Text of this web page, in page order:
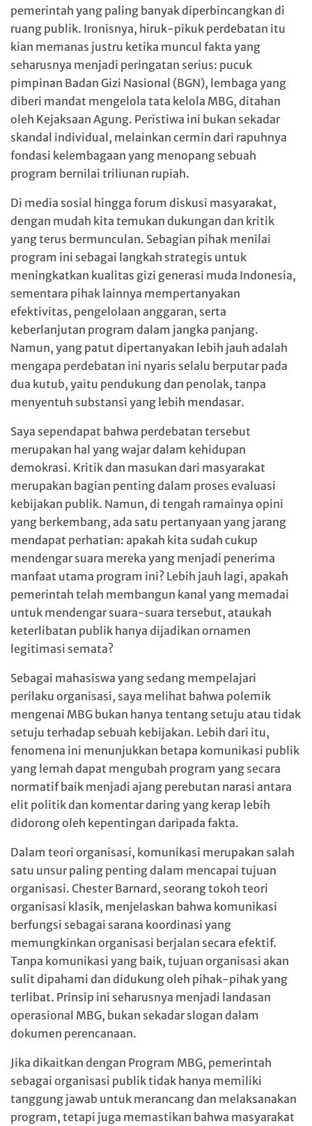
pemerintah yang paling banyak diperbincangkan di
ruang publik. Ironisnya, hiruk-pikuk perdebatan itu
kian memanas justru ketika muncul fakta yang
seharusnya menjadi peringatan serius: pucuk
pimpinan Badan Gizi Nasional (BGN), lembaga yang
diberi mandat mengelola tata kelola MBG, ditahan
oleh Kejaksaan Agung. Peristiwa ini bukan sekadar
skandal individual, melainkan cermin dari rapuhnya
fondasi kelembagaan yang menopang sebuah
program bernilai triliunan rupiah.
Di media sosial hingga forum diskusi masyarakat,
dengan mudah kita temukan dukungan dan kritik
yang terus bermunculan. Sebagian pihak menilai
program ini sebagai langkah strategis untuk
meningkatkan kualitas gizi generasi muda Indonesia,
sementara pihak lainnya mempertanyakan
efektivitas, pengelolaan anggaran, serta
keberlanjutan program dalam jangka panjang.
Namun, yang patut dipertanyakan lebih jauh adalah
mengapa perdebatan ini nyaris selalu berputar pada
dua kutub, yaitu pendukung dan penolak, tanpa
menyentuh substansi yang lebih mendasar.
Saya sependapat bahwa perdebatan tersebut
merupakan hal yang wajar dalam kehidupan
demokrasi. Kritik dan masukan dari masyarakat
merupakan bagian penting dalam proses evaluasi
kebijakan publik. Namun, di tengah ramainya opini
yang berkembang, ada satu pertanyaan yang jarang
mendapat perhatian: apakah kita sudah cukup
mendengar suara mereka yang menjadi penerima
manfaat utama program ini? Lebih jauh lagi, apakah
pemerintah telah membangun kanal yang memadai
untuk mendengar suara-suara tersebut, ataukah
keterlibatan publik hanya dijadikan ornamen
legitimasi semata?
Sebagai mahasiswa yang sedang mempelajari
perilaku organisasi, saya melihat bahwa polemik
mengenai MBG bukan hanya tentang setuju atau tidak
setuju terhadap sebuah kebijakan. Lebih dari itu,
fenomena ini menunjukkan betapa komunikasi publik
yang lemah dapat mengubah program yang secara
normatif baik menjadi ajang perebutan narasi antara
elit politik dan komentar daring yang kerap lebih
didorong oleh kepentingan daripada fakta.
Dalam teori organisasi, komunikasi merupakan salah
satu unsur paling penting dalam mencapai tujuan
organisasi. Chester Barnard, seorang tokoh teori
organisasi klasik, menjelaskan bahwa komunikasi
berfungsi sebagai sarana koordinasi yang
memungkinkan organisasi berjalan secara efektif.
Tanpa komunikasi yang baik, tujuan organisasi akan
sulit dipahami dan didukung oleh pihak-pihak yang
terlibat. Prinsip ini seharusnya menjadi landasan
operasional MBG, bukan sekadar slogan dalam
dokumen perencanaan.
Jika dikaitkan dengan Program MBG, pemerintah
sebagai organisasi publik tidak hanya memiliki
tanggung jawab untuk merancang dan melaksanakan
program, tetapi juga memastikan bahwa masyarakat